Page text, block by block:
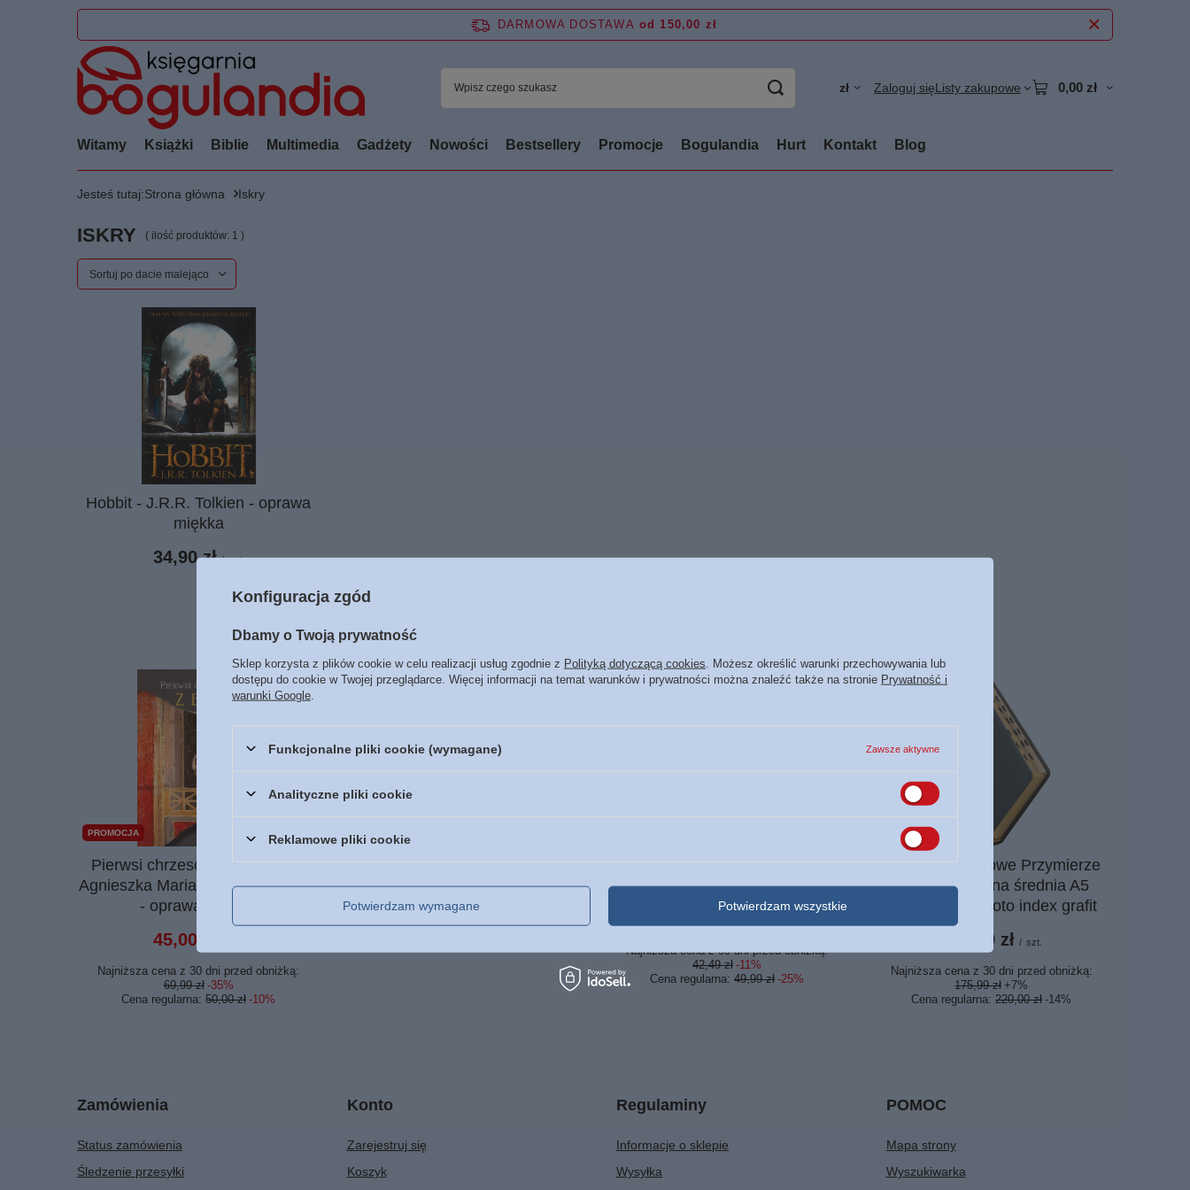
DARMOWA DOSTAWA od 150,00 zł
zł Zaloguj sięListy zakupowe 0,00 zł
Witamy Książki Biblie Multimedia Gadżety Nowości Bestsellery Promocje Bogulandia Hurt Kontakt Blog
Jesteś tutaj:Strona główna Iskry
ISKRY ( ilość produktów: 1 )
Zmień sortowanie
Sortuj po dacie malejąco
Hobbit - J.R.R. Tolkien - oprawa
miękka
34,90 zł / szt.
PROMOCJA
Pierwsi chrzescijanie z bliska -
Agnieszka Marianowicz-Szczygieł
- oprawa miękka
45,00 zł
Najniższa cena z 30 dni przed obniżką:
69,99 zł -35%
Cena regularna:50,00 zł -10%
Testament wyd. V - duży druk
bordowe - oprawa twarda
Oke - oprawa miękka
Najniższa cena z 30 dni przed obniżką:
42,49 zł -11%
Cena regularna:49,99 zł -25%
OKAZJA
Biblia Stare i Nowe Przymierze
EIB Liga Biblijna średnia A5
ekoskóra PU złoto index grafit
189,99 zł / szt.
Najniższa cena z 30 dni przed obniżką:
175,99 zł +7%
Cena regularna:220,00 zł -14%
Zamówienia
Status zamówienia
Śledzenie przesyłki
Konto
Zarejestruj się
Koszyk
Regulaminy
Informacje o sklepie
Wysyłka
POMOC
Mapa strony
Wyszukiwarka
Konfiguracja zgód
Dbamy o Twoją prywatność
Sklep korzysta z plików cookie w celu realizacji usług zgodnie z Polityką dotyczącą cookies . Możesz określić warunki przechowywania lub
dostępu do cookie w Twojej przeglądarce. Więcej informacji na temat warunków i prywatności można znaleźć także na stronie Prywatność i
warunki Google
Funkcjonalne pliki cookie (wymagane) Zawsze aktywne
Analityczne pliki cookie
Reklamowe pliki cookie
Potwierdzam wymagane Potwierdzam wszystkie